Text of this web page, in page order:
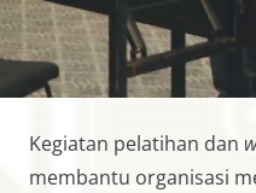
Kegiatan pelatihan dan
membantu organisasi